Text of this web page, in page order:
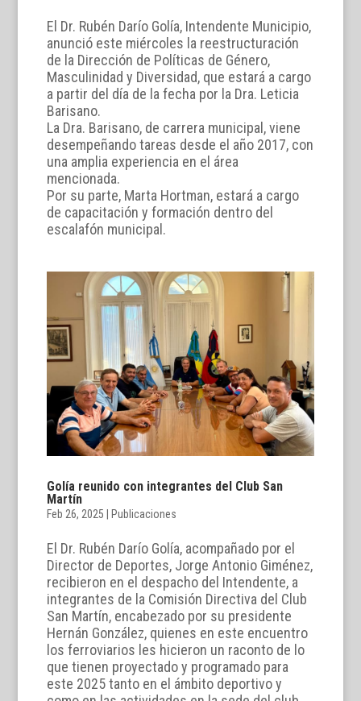
El Dr. Rubén Darío Golía, Intendente Municipio,
anunció este miércoles la reestructuración
de la Dirección de Políticas de Género,
Masculinidad y Diversidad, que estará a cargo
a partir del día de la fecha por la Dra. Leticia
Barisano.
La Dra. Barisano, de carrera municipal, viene
desempeñando tareas desde el año 2017, con
una amplia experiencia en el área
mencionada.
Por su parte, Marta Hortman, estará a cargo
de capacitación y formación dentro del
escalafón municipal.
Golía reunido con integrantes del Club San
Martín
Feb 26, 2025 Publicaciones
El Dr. Rubén Darío Golía, acompañado por el
Director de Deportes, Jorge Antonio Giménez,
recibieron en el despacho del Intendente, a
integrantes de la Comisión Directiva del Club
San Martín, encabezado por su presidente
Hernán González, quienes en este encuentro
los ferroviarios les hicieron un raconto de lo
que tienen proyectado y programado para
este 2025 tanto en el ámbito deportivo y